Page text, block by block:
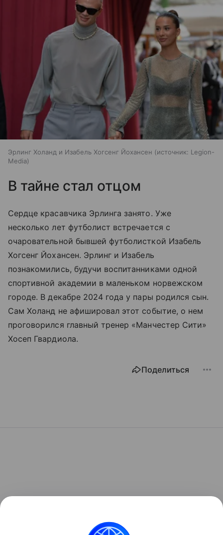
Эрлинг Холанд и Изабель Хогсенг Йохансен источник: Legion-
Media
В тайне стал отцом
Сердце красавчика Эрлинга занято. Уже
несколько лет футболист встречается с
очаровательной бывшей футболисткой Изабель
Хогсенг Йохансен. Эрлинг и Изабель
познакомились, будучи воспитанниками одной
спортивной академии в маленьком норвежском
городе. В декабре 2024 года у пары родился сын.
Сам Холанд не афишировал этот событие, о нем
проговорился главный тренер «Манчестер Сити»
Хосеп Гвардиола.
Поделиться